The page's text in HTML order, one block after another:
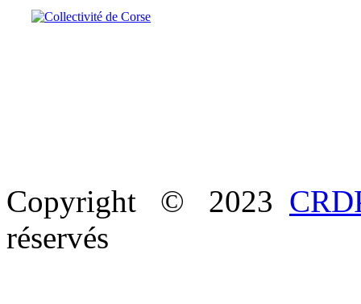
Copyright © 2023
réservés